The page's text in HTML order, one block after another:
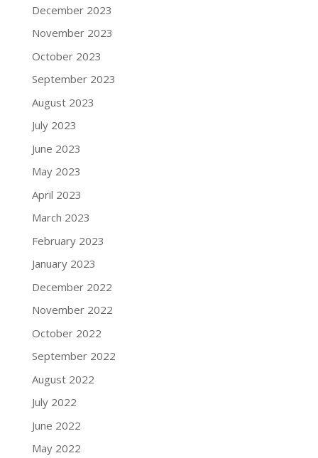
December 2023
November 2023
October 2023
September 2023
August 2023
July 2023
June 2023
May 2023
April 2023
March 2023
February 2023
January 2023
December 2022
November 2022
October 2022
September 2022
August 2022
July 2022
June 2022
May 2022